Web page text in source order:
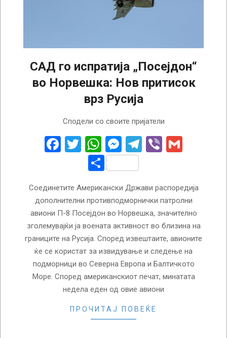
САД го испратија „Посејдон“
во Норвешка: Нов притисок
врз Русија
Сподели со своите пријатели
Facebook
Twitter
WhatsApp
Messenger
Telegram
Viber
Share
Соединетите Американски Држави распоредија
дополнителни противподморнички патролни
авиони П-8 Посејдон во Норвешка, значително
зголемувајќи ја воената активност во близина на
границите на Русија. Според извештаите, авионите
ќе се користат за извидување и следење на
подморници во Северна Европа и Балтичкото
Море. Според американскиот печат, минатата
недела еден од овие авиони
ПРОЧИТАЈ ПОВЕЌЕ